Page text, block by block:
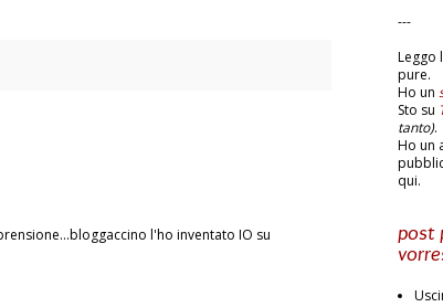
l'ho inventato IO su
---
Leggo
pure.
Ho un
Sto su
tanto).
Ho un
qui.
post